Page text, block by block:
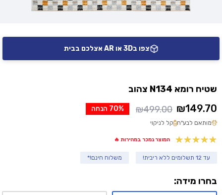
בחרו מידה:
צפו ב3D או AR אצלכם בבית
שטיח רומא N134 צהוב
70% הנחה ₪499.00 המחיר
המקורי
היה:
₪499.00.
₪149.70
המחיר
הנוכחי
הוא:
₪149.70.
מותאם לבע"ח קל לניקוי
המוצר נמכר במהירות 🔥
עד 12 תשלומים ללא ריבית! משלוח חינם!*